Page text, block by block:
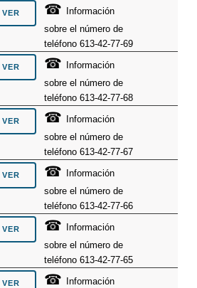
☎ Información
sobre el número de
teléfono 613-42-77-69
☎ Información
sobre el número de
teléfono 613-42-77-68
☎ Información
sobre el número de
teléfono 613-42-77-67
☎ Información
sobre el número de
teléfono 613-42-77-66
☎ Información
sobre el número de
teléfono 613-42-77-65
☎ Información